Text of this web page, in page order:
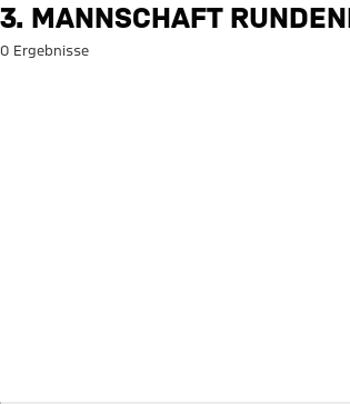
Suche: 3. Mannschaft
3. MANNSCHAFT
0 Ergebnisse